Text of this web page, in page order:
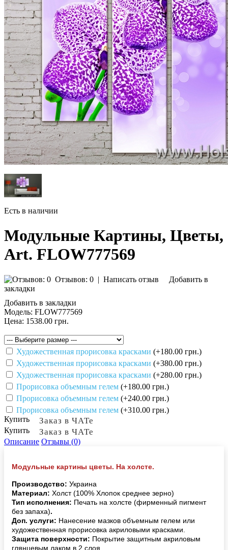
Есть в наличии
Модульные Картины, Цветы,
Art. FLOW777569
Отзывов: 0 | Написать отзыв
Добавить в
закладки
Добавить в закладки
Модель: FLOW777569
Цена: 1538.00 грн.
Художественная прорисовка красками (+180.00 грн.)
Художественная прорисовка красками (+380.00 грн.)
Художественная прорисовка красками (+280.00 грн.)
Прорисовка объемным гелем (+180.00 грн.)
Прорисовка объемным гелем (+240.00 грн.)
Прорисовка объемным гелем (+310.00 грн.)
Купить
Заказ в ЧАТе
Купить Заказ в ЧАТе
Описание Отзывы (0)
Модульные картины цветы. На холсте.
Производство: Украина
Материал: Холст (100% Хлопок среднее зерно)
Тип исполнения: Печать на холсте (фирменный пигмент
без запаха).
Доп. услуги: Нанесение мазков объемным гелем или
художественная прорисовка акриловыми красками.
Защита поверхности: Покрытие защитным акриловым
глянцевым лаком в 2 слоя.